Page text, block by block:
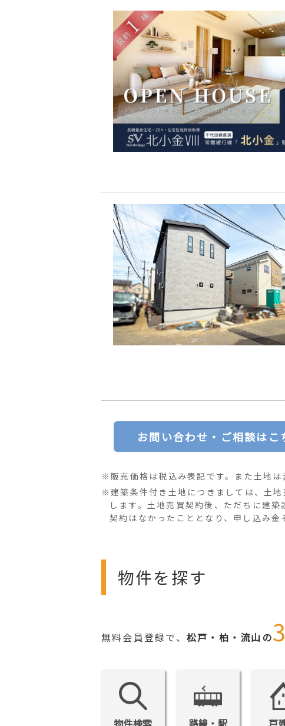
お問い合わせ・ご相談はこ
※販売価格は税込み表記です。また土地は
※建築条件付き土地につきましては、土
します。土地売買契約後、ただちに建
契約はなかったこととなり、申し込み金
物件を探す
無料会員登録で、 松戸・柏・流山の3
物件検索 路線・駅 戸